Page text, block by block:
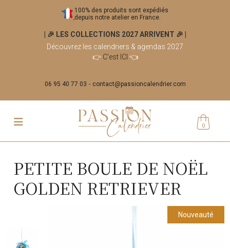
100% des produits sont expédiés
depuis notre atelier en France.
| 🎉 LES COLLECTIONS 2027 ARRIVENT 🎉
Découvrez les calendriers & agendas 2027
👉 C'est ICI 👈
06 95 40 77 03 contact@passioncalendrier.com
0
PETITE BOULE DE NOËL
GOLDEN RETRIEVER
Nouveauté